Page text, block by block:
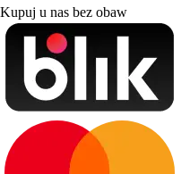
Kupuj u nas bez obaw